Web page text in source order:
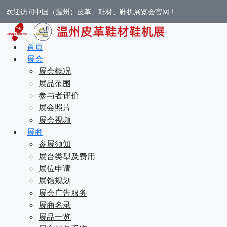
欢迎访问中国（温州）皮革、鞋材、鞋机展览会官网！
首页
展会
展会概况
展品范围
参与者评价
展会照片
展会视频
展商
参展须知
展台类型及费用
展位申请
展馆规划
展会广告服务
展商名录
展品一览